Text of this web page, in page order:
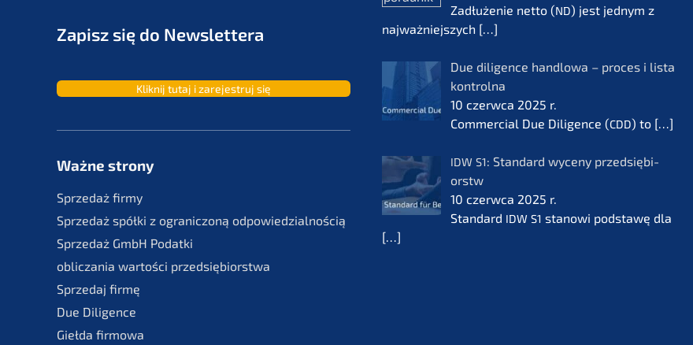
Zapisz się do Newslettera
Kliknij tutaj i zarejes­truj się
Ważne strony
Sprze­daż firmy
Sprze­daż spółki z ogranic­zoną odpowiedzialnością
Sprze­daż GmbH Podatki
oblic­za­nia wartości przedsiębiorstwa
Sprze­daj firmę
Due Diligence
Giełda firmo­wa
Zadłuże­nie netto (ND) jest jednym z
najważ­nie­js­zych […]
Due diligence handlo­wa – proces i lista
kontrol­na
10 czerw­ca 2025 r.
Commer­cial Due Diligence (CDD) to […]
IDW S1: Standard wyceny przedsię­bi­
orstw
10 czerw­ca 2025 r.
Standard IDW S1 stanowi podsta­wę dla
[…]